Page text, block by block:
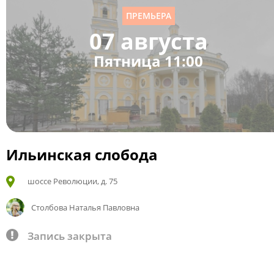
ПРЕМЬЕРА
07 августа
Пятница 11:00
Ильинская слобода
шоссе Революции, д. 75
Столбова Наталья Павловна
Запись закрыта